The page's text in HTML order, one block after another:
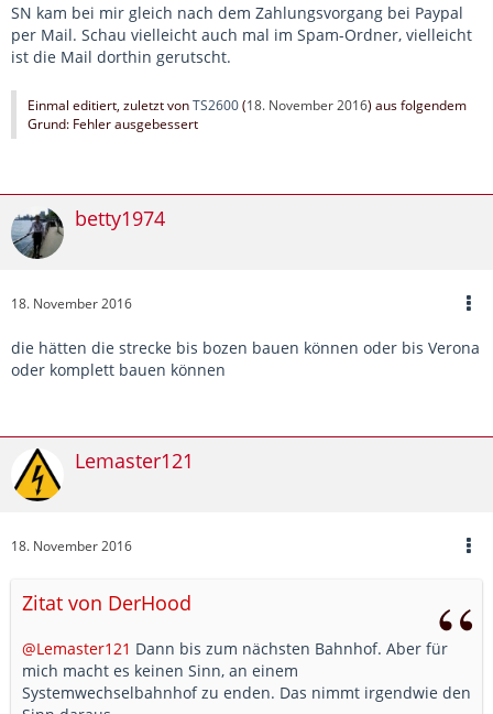
SN kam bei mir gleich nach dem Zahlungsvorgang bei Paypal
per Mail. Schau vielleicht auch mal im Spam-Ordner, vielleicht
ist die Mail dorthin gerutscht.
Einmal editiert, zuletzt vonTS2600(18. November 2016) aus folgendem
Grund: Fehler ausgebessert
betty1974
18. November 2016
die hätten die strecke bis bozen bauen können oder bis Verona
oder komplett bauen können
Lemaster121
18. November 2016
Zitat von DerHood
@Lemaster121 Dann bis zum nächsten Bahnhof. Aber für
mich macht es keinen Sinn, an einem
Systemwechselbahnhof zu enden. Das nimmt irgendwie den